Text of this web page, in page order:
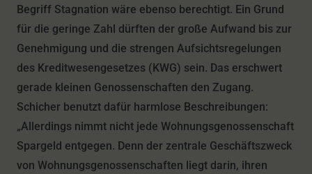
Begriff Stagnation wäre ebenso berechtigt. Ein Grund
für die geringe Zahl dürften der große Aufwand bis zur
Genehmigung und die strengen Aufsichtsregelungen
des Kreditwesengesetzes (KWG) sein. Das erschwert
gerade kleinen Genossenschaften den Zugang.
Schicher benutzt dafür harmlose Beschreibungen:
„Allerdings nimmt nicht jede Wohnungsgenossenschaft
Spargeld entgegen. Denn der zentrale Geschäftszweck
von Wohnungsgenossenschaften liegt darin, ihren